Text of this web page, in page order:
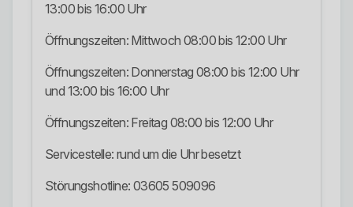
13:00 bis 16:00 Uhr
Öffnungszeiten: Mittwoch 08:00 bis 12:00 Uhr
Öffnungszeiten: Donnerstag 08:00 bis 12:00 Uhr
und 13:00 bis 16:00 Uhr
Öffnungszeiten: Freitag 08:00 bis 12:00 Uhr
Servicestelle: rund um die Uhr besetzt
Störungshotline: 03605 509096